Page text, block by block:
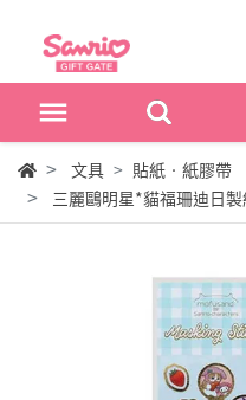
文具
貼紙‧紙膠帶
三麗鷗明星*貓福珊迪日